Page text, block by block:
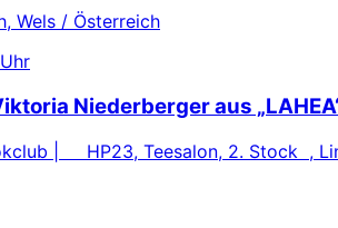
Wels / Österreich
Niederberger aus
| HP23, Teesalon, 2. Stock ,